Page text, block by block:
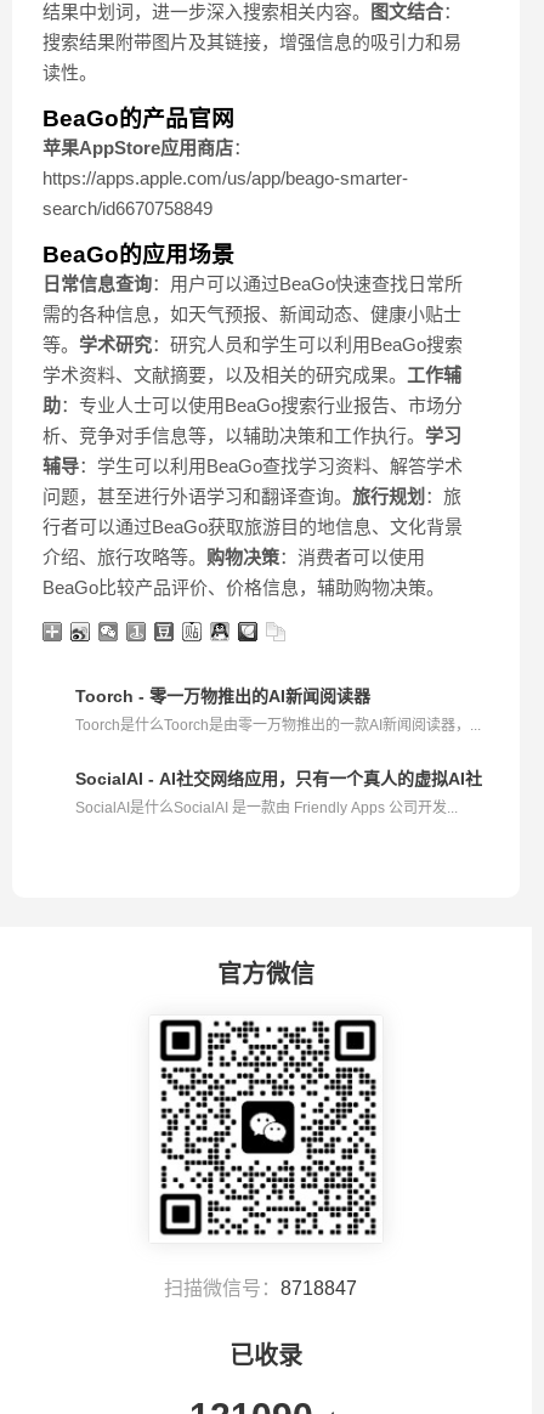
结果中划词，进一步深入搜索相关内容。
图文结合：
搜索结果附带图片及其链接，增强信息的吸引力和易
读性。
BeaGo的产品官网
苹果AppStore应用商店：
https://apps.apple.com/us/app/beago-smarter-
search/id6670758849
BeaGo的应用场景
日常信息查询：用户可以通过BeaGo快速查找日常所
需的各种信息，如天气预报、新闻动态、健康小贴士
等。 学术研究：研究人员和学生可以利用BeaGo搜索
学术资料、文献摘要，以及相关的研究成果。 工作辅
助：专业人士可以使用BeaGo搜索行业报告、市场分
析、竞争对手信息等，以辅助决策和工作执行。 学习
辅导：学生可以利用BeaGo查找学习资料、解答学术
问题，甚至进行外语学习和翻译查询。 旅行规划 ：旅
行者可以通过BeaGo获取旅游目的地信息、文化背景
介绍、旅行攻略等。 购物决策：消费者可以使用
BeaGo比较产品评价、价格信息，辅助购物决策。
Toorch - 零一万物推出的AI新闻阅读器
Toorch是什么Toorch是由零一万物推出的一款AI新闻阅读器，...
SocialAI - AI社交网络应用，只有一个真人的虚拟AI社区
SocialAI是什么SocialAI 是一款由 Friendly Apps 公司开发...
官方微信
扫描微信号： 8718847
已收录